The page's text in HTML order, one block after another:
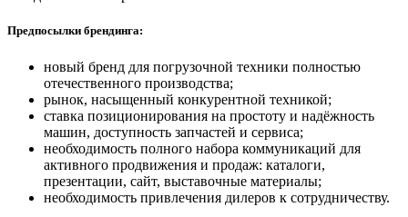
Предпосылки брендинга:
новый бренд для погрузочной техники полностью
отечественного производства;
рынок, насыщенный конкурентной техникой;
ставка позиционирования на простоту и надёжность
машин, доступность запчастей и сервиса;
необходимость полного набора коммуникаций для
активного продвижения и продаж: каталоги,
презентации, сайт, выставочные материалы;
необходимость привлечения дилеров к сотрудничеству.